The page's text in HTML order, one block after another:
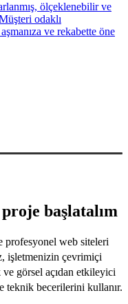
ölçeklenebilir ve
odaklı
ve rekabette öne
proje başlatalım
profesyonel web siteleri
işletmenizin çevrimiçi
ve görsel açıdan etkileyici
teknik becerilerini kullanır.